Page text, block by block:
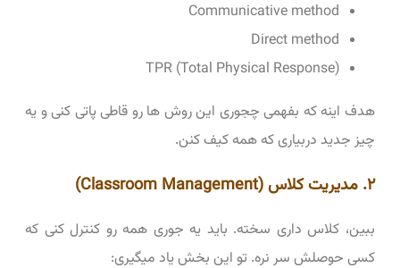
Communicative method
Direct method
TPR (Total Physical Response)
هدف اینه که بفهمی چجوری این روش ها رو قاطی پاتی کنی و یه
چیز جدید دربیاری که همه کیف کنن.
۲. مدیریت کلاس (Classroom Management)
ببین، کلاس داری سخته. باید یه جوری همه رو کنترل کنی که
کسی حوصلش سر نره. تو این بخش یاد میگیری: